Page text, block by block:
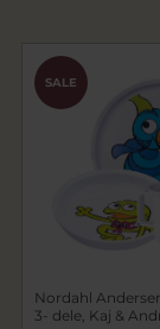
SALE
Nordahl
3- dele, Kaj &